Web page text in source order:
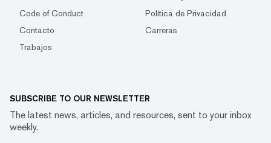
Code of Conduct
Política de Privacidad
Contacto
Carreras
Trabajos
SUBSCRIBE TO OUR NEWSLETTER
The latest news, articles, and resources, sent to your inbox
weekly.